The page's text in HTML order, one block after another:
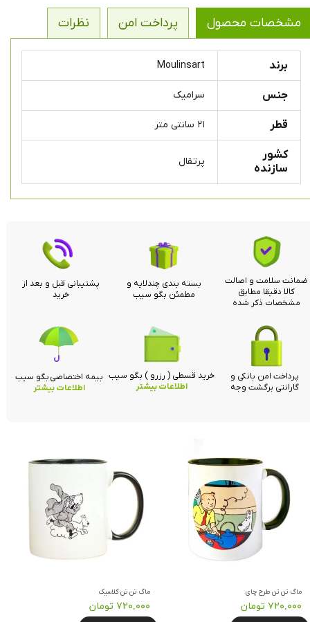
مشخصات محصول پرداخت امن نظرات
برند Moulinsart
جنس سرامیک
قطر ۲۱ سانتی متر
کشور
سازنده
پرتقال
ماگ تن تن طرح چای
۷۲۰,۰۰۰ تومان
ماگ تن تن کلاسیک
۷۲۰,۰۰۰ تومان
ضمانت سلامت و اصالت
کالا دقیقا مطابق
مشخصات ذکر شده
بسته بندی چندلایه و
مطمئن بگو سیب
پشتیبانی قبل و بعد از
خرید
خرید قسطی ( رزرو ) بگو سیب
اطلاعات بیشتر
پرداخت امن بانکی و
گارانتی برگشت وجه
بیمه اختصاصی بگو سیب
اطلاعات بیشتر